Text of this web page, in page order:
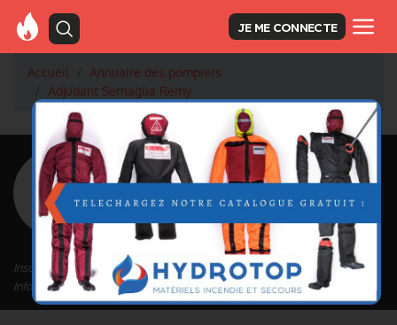
JE ME CONNECTE
Accueil
Annuaire des pompiers
Adjudant Sernaglia Remy
<Retour à la liste des pompiers
Sernaglia Remy
Inscrit depuis le 22/10/2020 à 17:35
Informations mises à jour le 22/10/2020 à 17:38